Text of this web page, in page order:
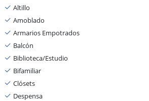
Altillo
Amoblado
Armarios Empotrados
Balcón
Biblioteca/Estudio
Bifamiliar
Clósets
Despensa